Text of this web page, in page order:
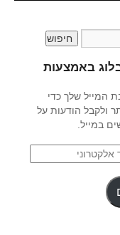
באמצעות
המייל שלך כדי
ולקבל הודעות על
במייל.